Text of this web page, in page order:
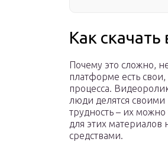
Как
Почему это сложно,
платформе есть
процесса.
люди делятся своими
трудность – их
для этих материалов
средствами.